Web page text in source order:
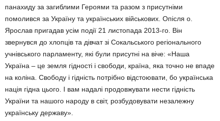
панахиду за загиблими Героями та разом з присутніми
помолився за Україну та укра­їнських військових. Опісля о.
Ярослав при­гадав усім події 21 листопада 2013-го. Він
звернувся до хлопців та дівчат зі Сокальсь­кого регіонального
учнівського парламенту, які були присутні на віче: «Наша
Україна – це земля гідності і свободи, країна, яка точно не впаде
на коліна. Свободу і гідність потрібно відстоювати, бо українська
нація гідна цього. І вам надалі продовжувати нести гідність
України та нашого народу в світ, розбудовувати незалежну
українську державу».